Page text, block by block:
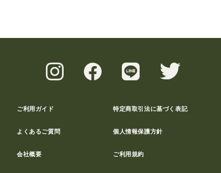
ご利用ガイド 特定商取引法に基づく表記
よくあるご質問 個人情報保護方針
会社概要 ご利用規約